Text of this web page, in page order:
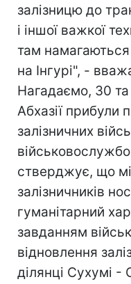
залізницю до
і іншої важкої
там намагаються
на Інгурі", -
Нагадаємо, 30
Абхазії прибули
залізничних
стверджує, що
залізничників
гуманітарний
завданням
відновлення
ділянці Сухумі -